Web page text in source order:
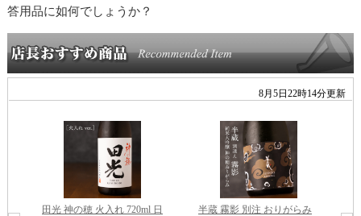
答用品に如何でしょうか？